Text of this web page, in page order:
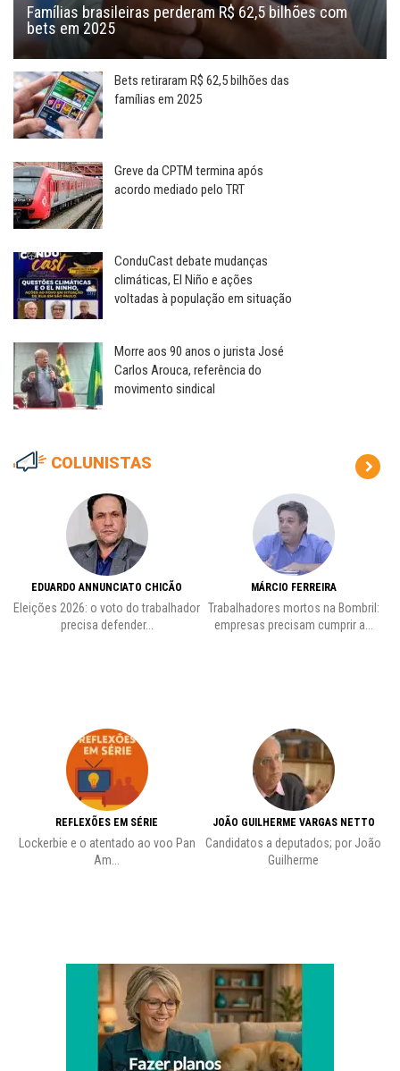
Famílias brasileiras perderam R$ 62,5 bilhões com
bets em 2025
Bets retiraram R$ 62,5 bilhões das
famílias em 2025
Greve da CPTM termina após
acordo mediado pelo TRT
ConduCast debate mudanças
climáticas, El Niño e ações
voltadas à população em situação
Morre aos 90 anos o jurista José
Carlos Arouca, referência do
movimento sindical
COLUNISTAS
EDUARDO ANNUNCIATO CHICÃO
Eleições 2026: o voto do trabalhador
precisa defender...
REFLEXÕES EM SÉRIE
Lockerbie e o atentado ao voo Pan
Am...
MÁRCIO FERREIRA
Trabalhadores mortos na Bombril:
empresas precisam cumprir a...
JOÃO GUILHERME VARGAS NETTO
Candidatos a deputados; por João
Guilherme